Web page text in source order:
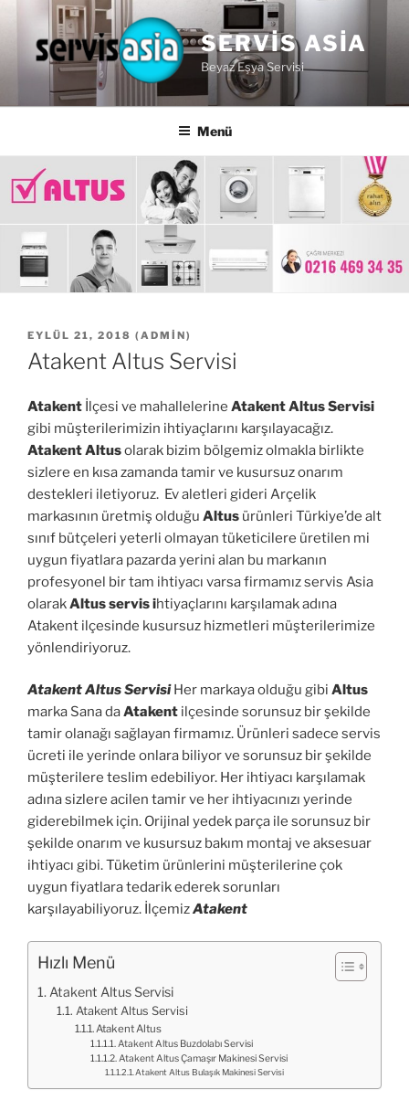
SERVIS ASIA
Beyaz Eşya Servisi
Menü
YAYIM
TARIHI
EYLÜL 21, 2018 ( ADMIN)
Atakent Altus Servisi
Atakent İlçesi ve mahallelerine Atakent Altus Servisi
gibi müşterilerimizin ihtiyaçlarını karşılayacağız.
Atakent Altusolarak bizim bölgemiz olmakla birlikte
sizlere en kısa zamanda tamir ve kusursuz onarım
destekleri iletiyoruz. Ev aletleri gideri Arçelik
markasının üretmiş olduğu Altus ürünleri Türkiye’de alt
sınıf bütçeleri yeterli olmayan tüketicilere üretilen mi
uygun fiyatlara pazarda yerini alan bu markanın
profesyonel bir tam ihtiyacı varsa firmamız servis Asia
olarakAltus servis ihtiyaçlarını karşılamak adına
Atakent ilçesinde kusursuz hizmetleri müşterilerimize
yönlendiriyoruz.
Atakent Altus Servisi Her markaya olduğu gibi Altus
marka Sana daAtakent ilçesinde sorunsuz bir şekilde
tamir olanağı sağlayan firmamız. Ürünleri sadece servis
ücreti ile yerinde onlara biliyor ve sorunsuz bir şekilde
müşterilere teslim edebiliyor. Her ihtiyacı karşılamak
adına sizlere acilen tamir ve her ihtiyacınızı yerinde
giderebilmek için. Orijinal yedek parça ile sorunsuz bir
şekilde onarım ve kusursuz bakım montaj ve aksesuar
ihtiyacı gibi. Tüketim ürünlerini müşterilerine çok
uygun fiyatlara tedarik ederek sorunları
karşılayabiliyoruz. İlçemizAtakent
Hızlı Menü
Atakent Altus Servisi
Atakent Altus Servisi
Atakent Altus
Atakent Altus Buzdolabı Servisi
Atakent Altus Çamaşır Makinesi Servisi
Atakent Altus Bulaşık Makinesi Servisi